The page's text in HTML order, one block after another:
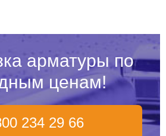
арматуры по
ценам!
234 29 66